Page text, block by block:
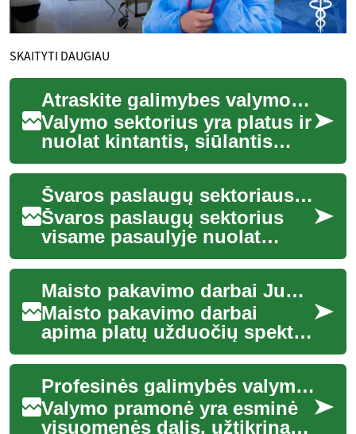
SKAITYTI DAUGIAU
Atraskite galimybes valymo sektoriuje
Valymo sektorius yra platus ir
nuolat kintantis, siūlantis
įvairias galimybes tiems,
kurie ieško darbo ar nori
pradėt...
Švaros paslaugų sektoriaus augimas ir galimybės
Švaros paslaugų sektorius
visame pasaulyje nuolat
plečiasi, prisitaikydamas prie
besikeičiančių visuomenės ir
verslo ...
Maisto pakavimo darbai Jungtinėje Karalystėje
Maisto pakavimo darbai
apima platų užduočių spektrą
— nuo rankinio pakuotojo iki
automatizuotos gamybos
linijos opera...
Profesinės galimybės valymo pramonėje
Valymo pramonė yra esminė
visuomenės dalis, užtikrinanti